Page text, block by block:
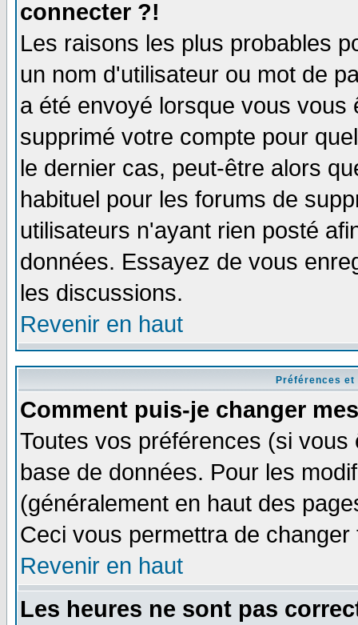
connecter ?!
Les raisons les plus probables
un nom d'utilisateur ou mot de
a été envoyé lorsque vous
supprimé votre compte pour
le dernier cas, peut-être alors
habituel pour les forums de
utilisateurs n'ayant rien posté
données. Essayez de vous
les discussions.
Revenir en haut
Préférences
Comment puis-je changer
Toutes vos préférences (si
base de données. Pour les
(généralement en haut des
Ceci vous permettra de
Revenir en haut
Les heures ne sont pas